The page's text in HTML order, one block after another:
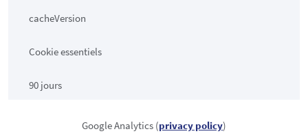
cacheVersion
Cookie essentiels
90 jours
Google Analytics (privacy policy)